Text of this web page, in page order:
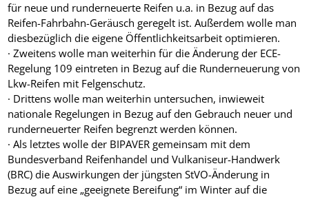
für neue und runderneuerte Reifen u.a. in Bezug auf das
Reifen-Fahrbahn-Geräusch geregelt ist. Außerdem wolle man
diesbezüglich die eigene Öffentlichkeitsarbeit optimieren.
· Zweitens wolle man weiterhin für die Änderung der ECE-
Regelung 109 eintreten in Bezug auf die Runderneuerung von
Lkw-Reifen mit Felgenschutz.
· Drittens wolle man weiterhin untersuchen, inwieweit
nationale Regelungen in Bezug auf den Gebrauch neuer und
runderneuerter Reifen begrenzt werden können.
· Als letztes wolle der BIPAVER gemeinsam mit dem
Bundesverband Reifenhandel und Vulkaniseur-Handwerk
(BRC) die Auswirkungen der jüngsten StVO-Änderung in
Bezug auf eine „geeignete Bereifung“ im Winter auf die